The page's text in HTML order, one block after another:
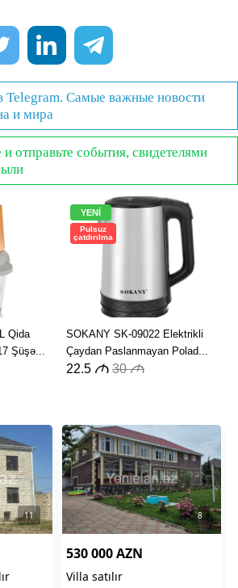
Telegram. Самые важные новости
и мира
и отправьте события, свидетелями